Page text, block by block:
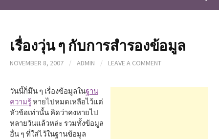
เรื่องวุ่น ๆ กับการสำรองข้อมูล
NOVEMBER 8, 2007 / ADMIN / LEAVE A COMMENT
วันนี้ก็มึน ๆ เรื่องข้อมูลในฐาน
ความรู้หายไปหมดเหลือไว้แต่
หัวข้อเท่านั้น คิดว่าคงหายไป
หลายวันแล้วหล่ะ รวมทั้งข้อมูล
อื่น ๆ ที่ใส่ไว้ในฐานข้อมูล